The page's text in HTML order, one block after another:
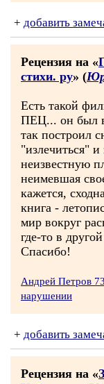
+ добавить
Рецензия на «
стихи. ру» (
Есть такой
ПЕЦ... он был
так построил
"излечиться"
неизвестную
неимевшая
кажется,
книга -
мир вокруг
где-то в
Спасибо!
Андрей Петров 73
нарушении
+ добавить
Рецензия на «